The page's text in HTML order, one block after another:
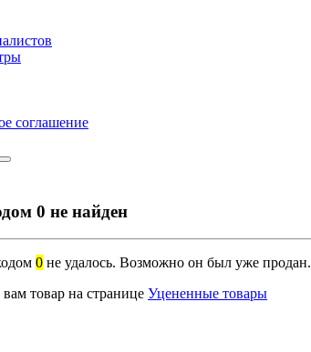
соглашение
0 не найден
0 не удалось. Возможно он был уже продан.
товар на странице Уцененные товары